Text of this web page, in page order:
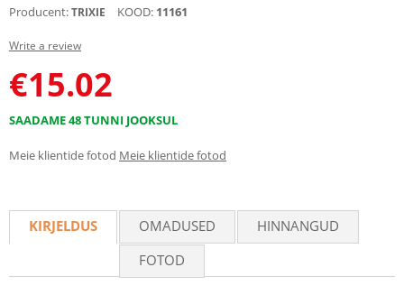
Producent:TRIXIE KOOD: 11161
Write a review
€15.02
SAADAME 48 TUNNI JOOKSUL
Meie klientide fotod Meie klientide fotod
KIRJELDUS OMADUSED
HINNANGUD
FOTOD